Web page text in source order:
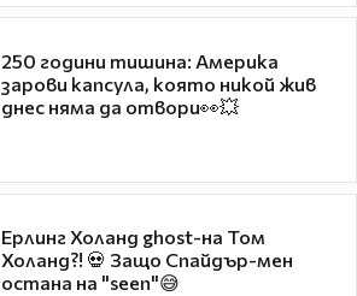
250 години тишина: Америка
зарови капсула, която никой жив
днес няма да отвори👀💥
Ерлинг Холанд ghost-на Том
Холанд?! 💀 Защо Спайдър-мен
остана на "seen"😅